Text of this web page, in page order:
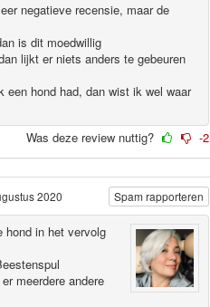
negatieve recensie, maar de
is dit moedwillig
lijkt er niets anders te gebeuren
hond had, dan wist ik wel waar
Was deze review nuttig? -2
2020
hond in het vervolg
meerdere andere
Spam rapporteren